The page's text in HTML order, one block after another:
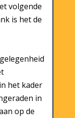
volgende
is het de
het kader
in
op de